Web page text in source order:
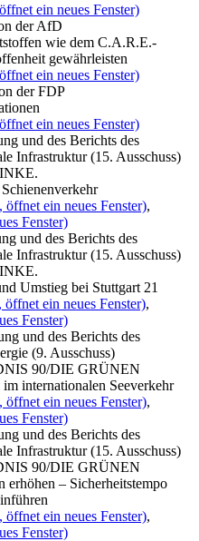
ein neues Fenster)
der AfD
wie dem C.A.R.E.-
gewährleisten
ein neues Fenster)
der FDP
ein neues Fenster)
und des Berichts des
Infrastruktur (15. Ausschuss)
ein neues Fenster),
Fenster)
und des Berichts des
Infrastruktur (15. Ausschuss)
Umstieg bei Stuttgart 21
ein neues Fenster),
Fenster)
und des Berichts des
(9. Ausschuss)
90/DIE GRÜNEN
internationalen Seeverkehr
ein neues Fenster),
Fenster)
und des Berichts des
Infrastruktur (15. Ausschuss)
90/DIE GRÜNEN
erhöhen – Sicherheitstempo
ein neues Fenster),
Fenster)